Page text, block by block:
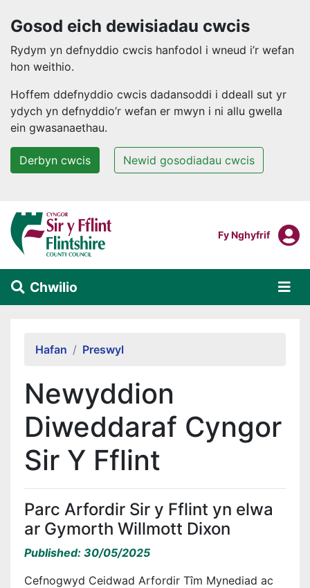
Gosod eich dewisiadau cwcis
Rydym yn defnyddio cwcis hanfodol i wneud i’r wefan
hon weithio.
Hoffem ddefnyddio cwcis dadansoddi i ddeall sut yr
ydych yn defnyddio’r wefan er mwyn i ni allu gwella
ein gwasanaethau.
Derbyn cwcis Newid gosodiadau cwcis
Neidio i'r prif gynnwys
Mewngofnodi I
Fy Nghyfrif
Chwilio
Hafan Preswyl
Newyddion
Diweddaraf Cyngor
Sir Y Fflint
Parc Arfordir Sir y Fflint yn elwa
ar Gymorth Willmott Dixon
Published: 30/05/2025
Cefnogwyd Ceidwad Arfordir Tîm Mynediad ac